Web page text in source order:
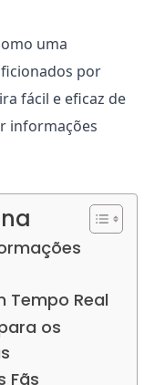
uma
por
fácil e eficaz de
informações
Tempo Real
os
Fãs